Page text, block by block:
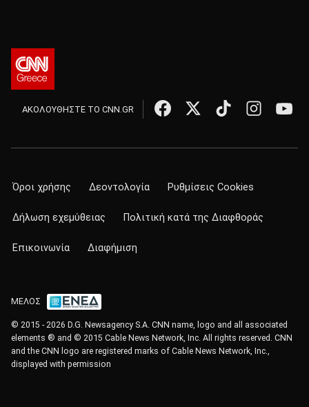
ΑΚΟΛΟΥΘΗΣΤΕ ΤΟ CNN.GR
Όροι χρήσης Δεοντολογία Ρυθμίσεις Cookies
Δήλωση εχεμύθειας Πολιτική κατά της Διαφθοράς
Επικοινωνία Διαφήμιση
ΜΕΛΟΣ
© 2015 - 2026 D.G. Newsagency S.A. CNN name, logo and all associated
elements ® and © 2015 Cable News Network, Inc. All rights reserved. CNN
and the CNN logo are registered marks of Cable News Network, Inc.,
displayed with permission